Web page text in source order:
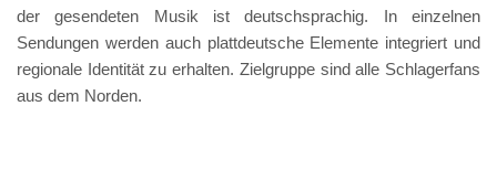
der gesendeten Musik ist deutschsprachig. In einzelnen
Sendungen werden auch plattdeutsche Elemente integriert und
regionale Identität zu erhalten. Zielgruppe sind alle Schlagerfans
aus dem Norden.